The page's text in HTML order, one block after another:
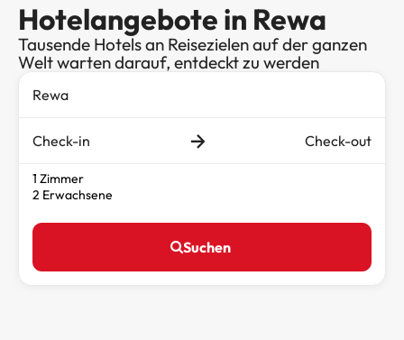
Hotelangebote in Rewa
Tausende Hotels an Reisezielen auf der ganzen
Welt warten darauf, entdeckt zu werden
Check-in Check-out
1 Zimmer
2 Erwachsene
Suchen